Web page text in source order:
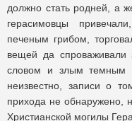
должно стать родней, а
герасимовцы
печеным грибом,
вещей да спроваживали
словом и злым темным
неизвестно, записи о
прихода не обнаружено,
Христианской могилы